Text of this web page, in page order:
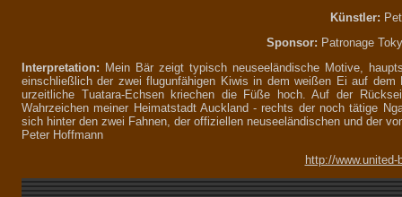
Künstler:
Sponsor: Patronage
Interpretation: Mein Bär zeigt typisch neuseeländische Motive,
einschließlich der zwei flugunfähigen Kiwis in dem weißen Ei auf
urzeitliche Tuatara-Echsen kriechen die Füße hoch. Auf der
Wahrzeichen meiner Heimatstadt Auckland - rechts der noch tätige
sich hinter den zwei Fahnen, der offiziellen neuseeländischen und der
Peter Hoffmann
http://